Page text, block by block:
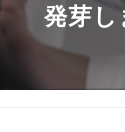
発芽し